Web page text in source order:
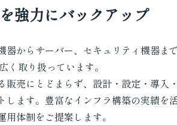
強力にバックアップ
器からサーバー、セキュリティ機器ま
く取り扱っています。
販売にとどまらず、設計・設定・導入
します。豊富なインフラ構築の実績を
用体制をご提案します。